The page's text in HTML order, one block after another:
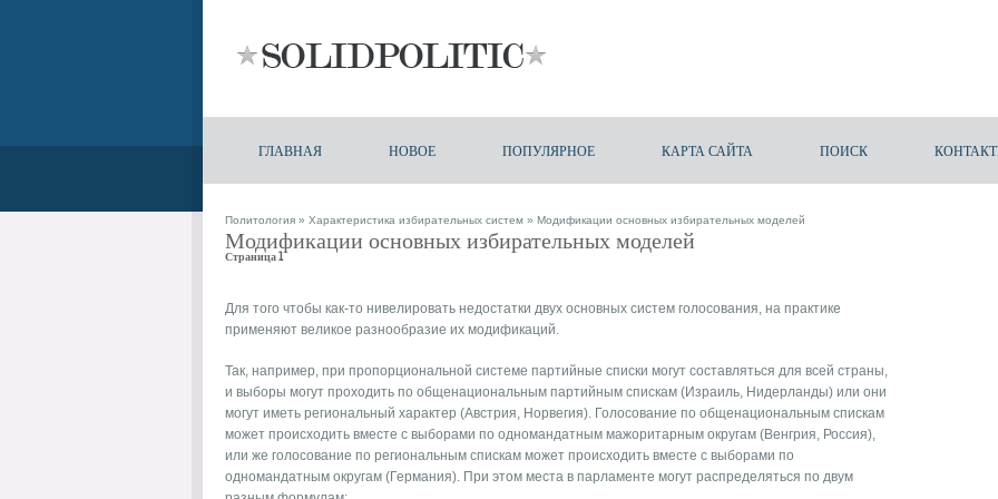
ГЛАВНАЯ НОВОЕ ПОПУЛЯРНОЕ КАРТА САЙТА ПОИСК
Политология » Характеристика избирательных систем » Модификации основных избирательных моделей
Модификации основных избирательных моделей
Страница 1
Для того чтобы как-то нивелировать недостатки двух основных систем голосования, на практике
применяют великое разнообразие их модификаций.
Так, например, при пропорциональной системе партийные списки могут составляться для всей страны,
и выборы могут проходить по общенациональным партийным спискам (Израиль, Нидерланды) или они
могут иметь региональный характер (Австрия, Норвегия). Голосование по общенациональным спискам
может происходить вместе с выборами по одномандатным мажоритарным округам (Венгрия, Россия),
или же голосование по региональным спискам может происходить вместе с выборами по
одномандатным округам (Германия). При этом места в парламенте могут распределяться по двум